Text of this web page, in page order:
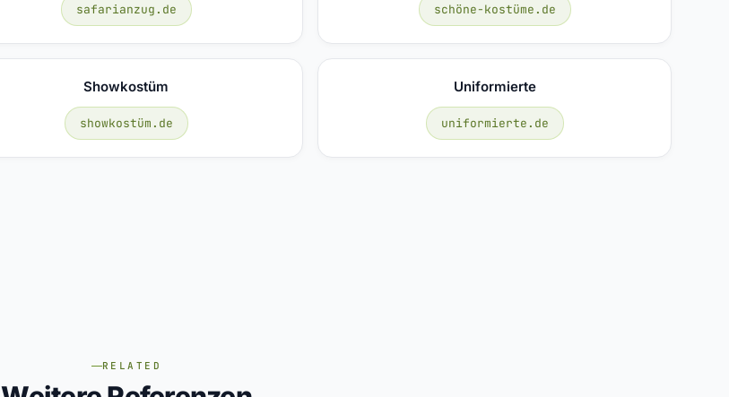
safarianzug.de schöne-kostüme.de
Showkostüm
showkostüm.de
Uniformierte
uniformierte.de
RELATED